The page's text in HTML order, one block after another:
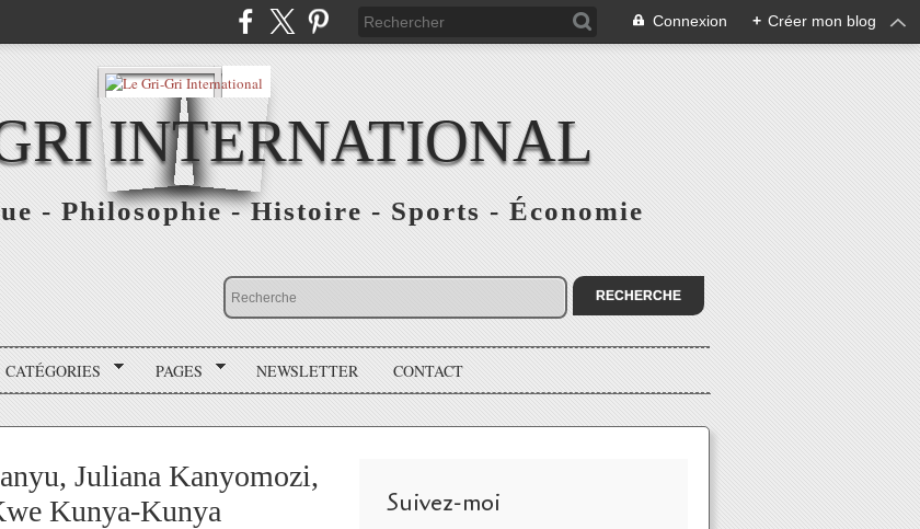
Connexion + Créer mon blog
INTERNATIONAL
- Philosophie - Histoire - Sports - Économie
CATÉGORIES PAGES NEWSLETTER CONTACT
Juliana Kanyomozi,
Kunya-Kunya
Suivez-moi